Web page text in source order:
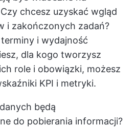
chcesz uzyskać wgląd
i zakończonych zadań?
i wydajność
dla kogo tworzysz
role i obowiązki, możesz
KPI i metryki.
będą
do pobierania informacji?